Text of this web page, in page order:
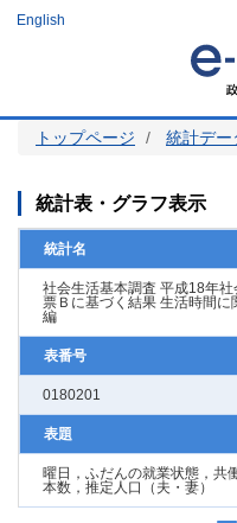
ツ
English
トップページ 統計デー
統計表・グラフ表示
統計名
社会生活基本調査 平成18年
票Ｂに基づく結果 生活時間に
編
表番号
0180201
表題
曜日，ふだんの就業状態，共
本数，推定人口（夫・妻）